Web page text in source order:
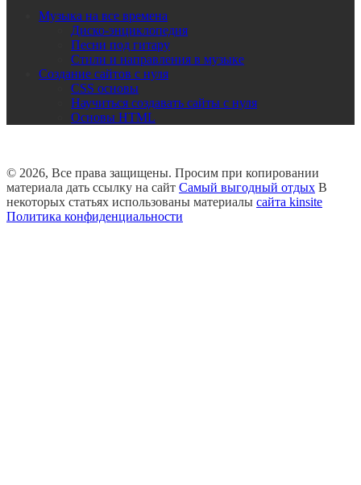
Музыка на все времена
Диско-энциклопедия
Песни под гитару
Стили и направления в музыке
Создание сайтов с нуля
CSS основы
Научиться создавать сайты с нуля
Основы HTML
© 2026, Все права защищены. Просим при копировании
материала дать ссылку на сайт Самый выгодный отдых В
некоторых статьях использованы материалы сайта kinsite
Политика конфиденциальности